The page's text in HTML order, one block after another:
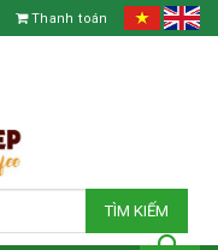
Thanh toán
TÌM KIẾM